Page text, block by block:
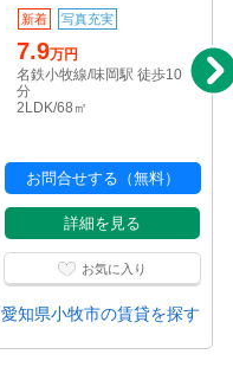
新着 写真充実
7.9万円
名鉄小牧線/味岡駅 徒歩10
分
2LDK/68㎡
お問合せする（無料）
詳細を見る
お気に入り
愛知県小牧市の賃貸を探す